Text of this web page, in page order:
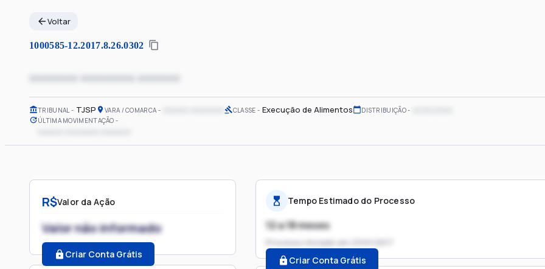
Voltar
1000585-12.2017.8.26.0302
xxxxxxxx xxxxxxxxx xxxxxxx
TRIBUNAL TJSP VARA / COMARCA CLASSE Execução de Alimentos DISTRIBUIÇÃO
ÚLTIMA MOVIMENTAÇÃO
R$Valor da Ação
Valor não informado
Criar Conta Grátis
Tempo Estimado do Processo
12 a 18 meses
Processo iniciado em
Criar Conta Grátis